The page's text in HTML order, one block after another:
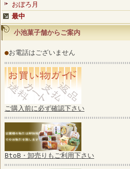
おぼろ月
最中
小池菓子舗からご案内
●お電話はございません
ご購入前に必ず確認下さい
BtoB・卸売りもご利用下さい